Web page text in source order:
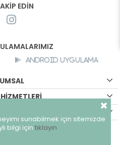
EDİN
Android Uygulama
hakları saklıdır.
sunabilmek için sitemizde
bilgi için tıklayın